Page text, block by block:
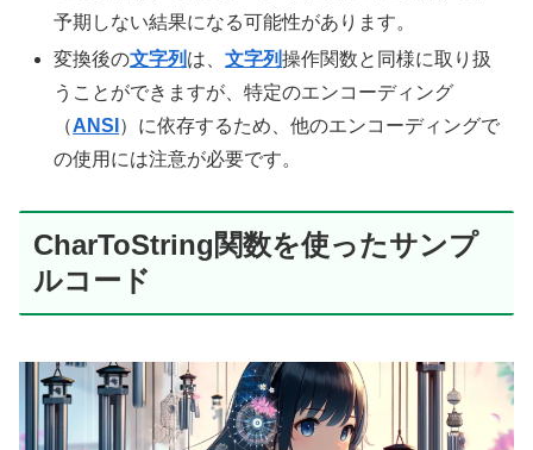
予期しない結果になる可能性があります。
変換後の文字列 は、文字列操作関数と同様に取り扱
うことができますが、特定のエンコーディング
（ANSI ）に依存するため、他のエンコーディングで
の使用には注意が必要です。
CharToString関数を使ったサンプ
ルコード